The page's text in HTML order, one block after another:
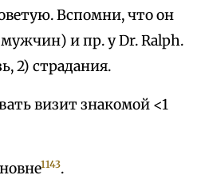
Вспомни, что он
и пр. у Dr. Ralph.
2) страдания.
визит знакомой <1
1143.